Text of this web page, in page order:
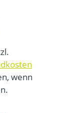
wenn